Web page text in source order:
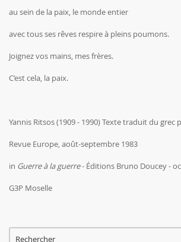
au sein de la paix, le monde entier
avec tous ses rêves respire à pleins poumons.
Joignez vos mains, mes frères.
C’est cela, la paix.
Yannis Ritsos (1909 - 1990) Texte traduit du grec
Revue Europe, août-septembre 1983
in Guerre à la guerre- Éditions Bruno Doucey -
G3P Moselle
FORMULAIRE DE RECHERCHE